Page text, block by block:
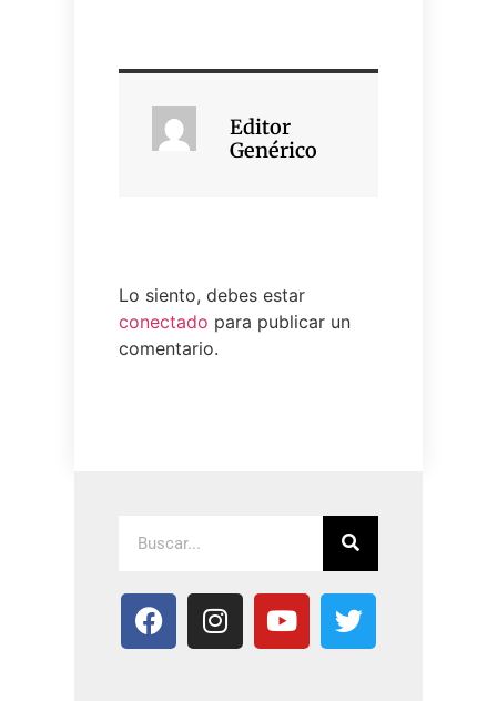
Editor
Genérico
Lo siento, debes estar
conectado para publicar un
comentario.